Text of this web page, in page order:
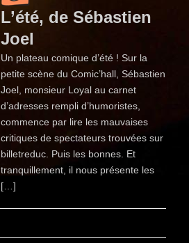
L’été, de Sébastien
Joel
Un plateau comique d’été ! Sur la
petite scène du Comic’hall, Sébastien
Joel, monsieur Loyal au carnet
d’adresses rempli d’humoristes,
commence par lire les mauvaises
critiques de spectateurs trouvées sur
billetreduc. Puis les bonnes. Et
tranquillement, il nous présente les
[…]